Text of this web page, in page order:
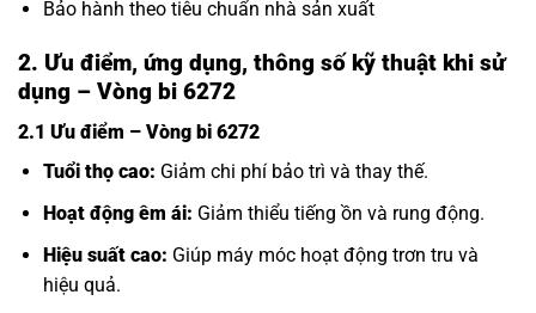
Bảo hành theo tiêu chuẩn nhà sản xuất
2. Ưu điểm, ứng dụng, thông số kỹ thuật khi sử
dụng – Vòng bi 6272
2.1 Ưu điểm – Vòng bi 6272
Tuổi thọ cao: Giảm chi phí bảo trì và thay thế.
Hoạt động êm ái: Giảm thiểu tiếng ồn và rung động.
Hiệu suất cao: Giúp máy móc hoạt động trơn tru và
hiệu quả.